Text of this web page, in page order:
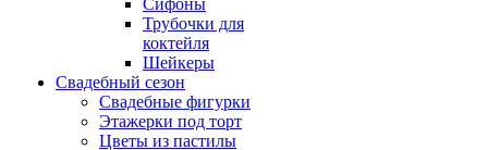
Трубочки для
коктейля
Шейкеры
Свадебный сезон
Свадебные фигурки
Этажерки под торт
Цветы из пастилы